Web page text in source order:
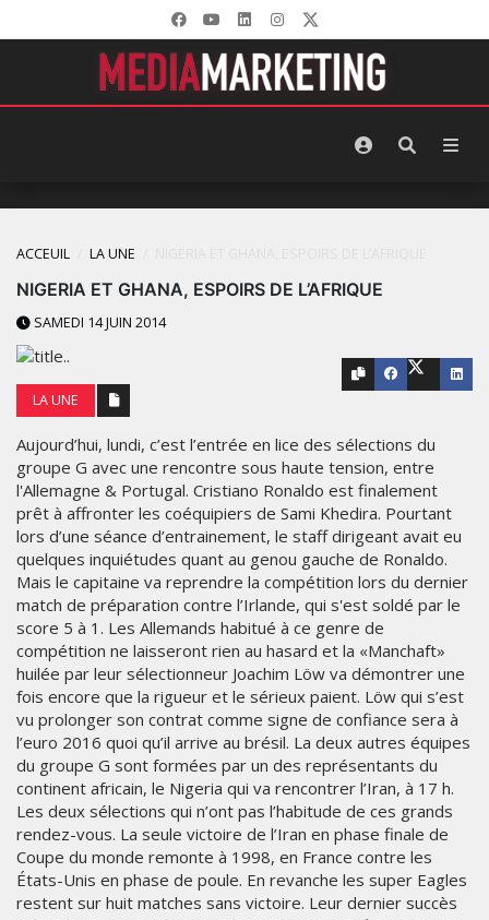
ACCEUIL LA UNE
NIGERIA ET GHANA, ESPOIRS DE L’AFRIQUE
SAMEDI 14 JUIN 2014
LA UNE
Aujourd’hui, lundi, c’est l’entrée en lice des sélections du
groupe G avec une rencontre sous haute tension, entre
l'Allemagne & Portugal. Cristiano Ronaldo est finalement
prêt à affronter les coéquipiers de Sami Khedira. Pourtant
lors d’une séance d’entrainement, le staff dirigeant avait eu
quelques inquiétudes quant au genou gauche de Ronaldo.
Mais le capitaine va reprendre la compétition lors du dernier
match de préparation contre l’Irlande, qui s'est soldé par le
score 5 à 1. Les Allemands habitué à ce genre de
compétition ne laisseront rien au hasard et la «Manchaft­»
huilée par leur sélectionneur Joachim Löw va démontrer une
fois encore que la rigueur et le sérieux paient. Löw qui s’est
vu prolonger son contrat comme signe de confiance sera à
l’euro 2016 quoi qu’il arrive au brésil. La deux autres équipes
du groupe G sont formées par un des représentants du
continent africain, le Nigeria qui va rencontrer l’Iran, à 17 h.
Les deux sélections qui n’ont pas l’habitude de ces grands
rendez-vous. La seule victoire de l’Iran en phase finale de
Coupe du monde remonte à 1998, en France contre les
États-Unis en phase de poule. En revanche les super Eagles
restent sur huit matches sans victoire. Leur dernier succès